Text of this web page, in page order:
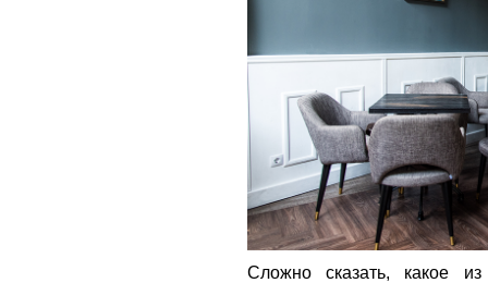
Сложно сказать, какое